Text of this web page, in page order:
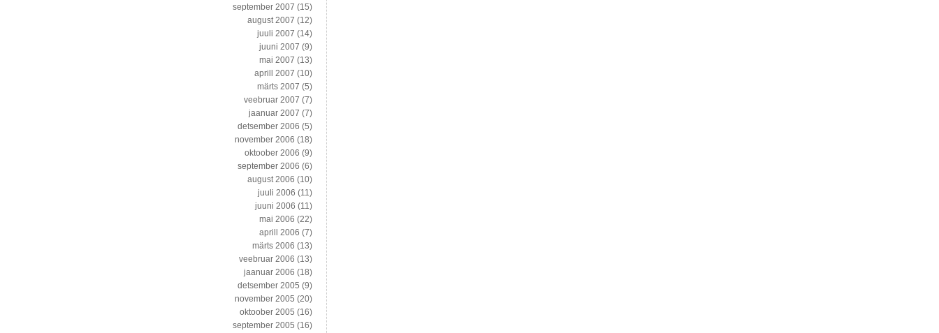
september 2007 (15)
august 2007 (12)
juuli 2007 (14)
juuni 2007 (9)
mai 2007 (13)
aprill 2007 (10)
märts 2007 (5)
veebruar 2007 (7)
jaanuar 2007 (7)
detsember 2006 (5)
november 2006 (18)
oktoober 2006 (9)
september 2006 (6)
august 2006 (10)
juuli 2006 (11)
juuni 2006 (11)
mai 2006 (22)
aprill 2006 (7)
märts 2006 (13)
veebruar 2006 (13)
jaanuar 2006 (18)
detsember 2005 (9)
november 2005 (20)
oktoober 2005 (16)
september 2005 (16)